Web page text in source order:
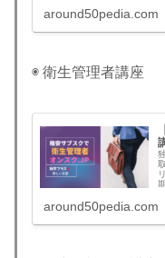
around50pedia.com
◉ 衛生管理者講座
around50pedia.com